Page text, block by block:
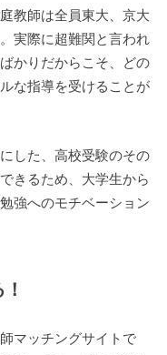
教師は全員東大、京大
実際に超難関と言われ
かりだからこそ、どの
な指導を受けることが
した、高校受験のその
きるため、大学生から
強へのモチベーション
マッチングサイトで